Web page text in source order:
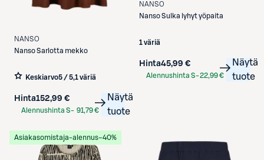
NANSO
NansoSarlotta mekko
Keskiarvo5 / 5,1 väriä
Hinta152,99 €
Alennushinta S- 91,79 €
Näytä
tuote
NANSO
NansoSulka lyhyt yöpaita
1 väriä
Hinta45,99 €
Alennushinta S-22,99 €
Näytä
tuote
Asiakasomistaja-alennus−40%